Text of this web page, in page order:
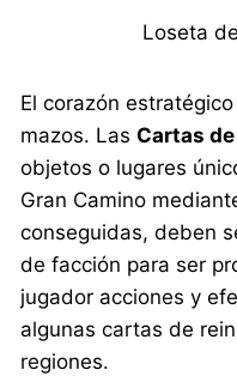
Loseta
El corazón
mazos. LasCartas
objetos o lugares
Gran Camino
conseguidas, deben
de facción para ser
jugador acciones y
algunas cartas de
regiones.